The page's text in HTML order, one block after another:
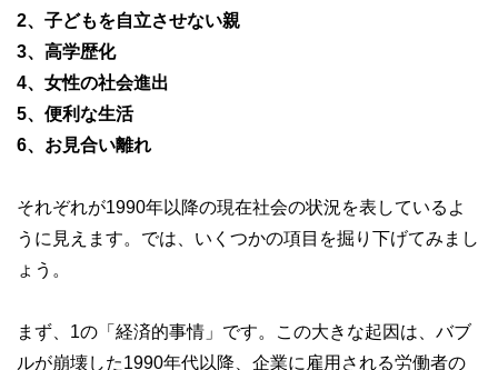
2、子どもを自立させない親
3、高学歴化
4、女性の社会進出
5、便利な生活
6、お見合い離れ
それぞれが1990年以降の現在社会の状況を表しているよ
うに見えます。では、いくつかの項目を掘り下げてみまし
ょう。
まず、1の「経済的事情」です。この大きな起因は、バブ
ルが崩壊した1990年代以降、企業に雇用される労働者の